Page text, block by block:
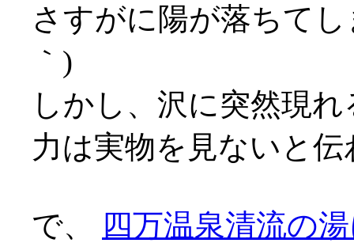
さすがに陽が落ちて
｀)
しかし、沢に突然現
力は実物を見ないと
で、 四万温泉清流の